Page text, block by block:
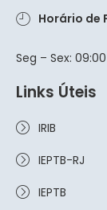
Horário de
Seg – Sex:
Links Úteis
IRIB
IEPTB-RJ
IEPTB